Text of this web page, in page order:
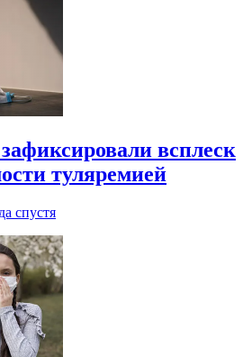
всплеск
туляремией
спустя